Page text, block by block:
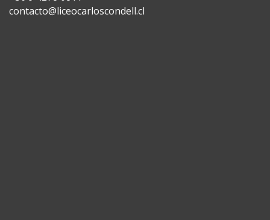
contacto@liceocarloscondell.cl